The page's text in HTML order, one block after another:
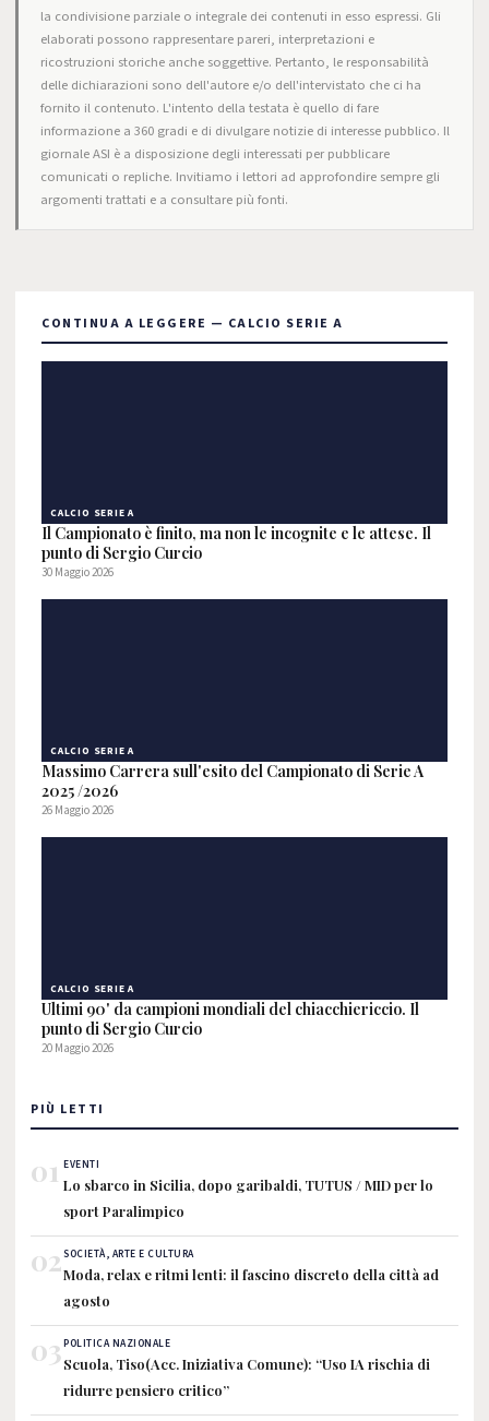
la condivisione parziale o integrale dei contenuti in esso espressi. Gli
elaborati possono rappresentare pareri, interpretazioni e
ricostruzioni storiche anche soggettive. Pertanto, le responsabilità
delle dichiarazioni sono dell'autore e/o dell'intervistato che ci ha
fornito il contenuto. L'intento della testata è quello di fare
informazione a 360 gradi e di divulgare notizie di interesse pubblico. Il
giornale ASI è a disposizione degli interessati per pubblicare
comunicati o repliche. Invitiamo i lettori ad approfondire sempre gli
argomenti trattati e a consultare più fonti.
CONTINUA A LEGGERE — CALCIO SERIE A
CALCIO SERIE A
Il Campionato è finito, ma non le incognite e le attese. Il
punto di Sergio Curcio
30 Maggio 2026
CALCIO SERIE A
Massimo Carrera sull'esito del Campionato di Serie A
2025 /2026
26 Maggio 2026
CALCIO SERIE A
Ultimi 90' da campioni mondiali del chiacchiericcio. Il
punto di Sergio Curcio
20 Maggio 2026
PIÙ LETTI
01 EVENTI
Lo sbarco in Sicilia, dopo garibaldi, TUTUS / MID per lo
sport Paralimpico
02SOCIETÀ, ARTE E CULTURA
Moda, relax e ritmi lenti: il fascino discreto della città ad
agosto
03POLITICA NAZIONALE
Scuola, Tiso(Acc. Iniziativa Comune): “Uso IA rischia di
ridurre pensiero critico”